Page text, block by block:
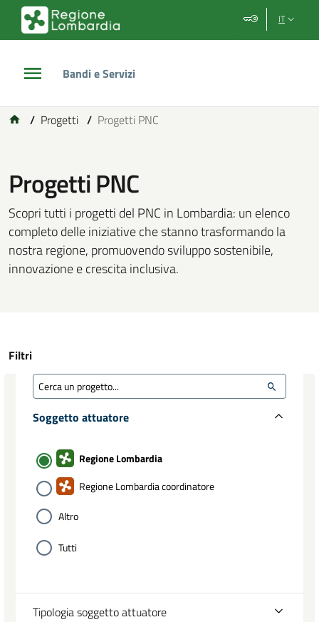
Vai al contenuto principale
Vai al footer IT
Bandi e Servizi
/ Progetti / Progetti PNC
Progetti PNC
Scopri tutti i progetti del PNC in Lombardia: un elenco
completo delle iniziative che stanno trasformando la
nostra regione, promuovendo sviluppo sostenibile,
innovazione e crescita inclusiva.
Filtri
Soggetto attuatore
Regione Lombardia
Regione Lombardia coordinatore
Altro
Tutti
Tipologia soggetto attuatore